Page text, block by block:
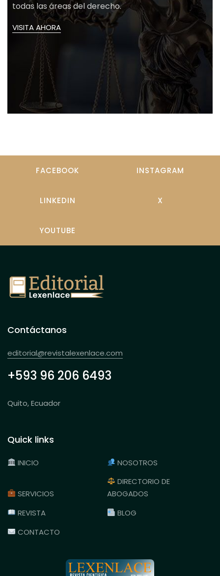
todas las áreas del derecho.
VISITA AHORA
FACEBOOK INSTAGRAM
LINKEDIN X
YOUTUBE
Contáctanos
editorial@revistalexenlace.com
+593 96 206 6493
Quito, Ecuador
Quick links
INICIO NOSOTROS
SERVICIOS
DIRECTORIO DE
ABOGADOS
REVISTA
BLOG
CONTACTO